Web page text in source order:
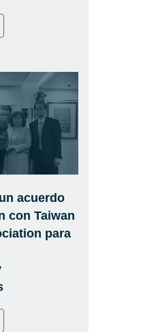
acuerdo
con Taiwan
para